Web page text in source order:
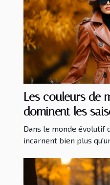
Les couleurs de
dominent les
Dans le monde évolutif
incarnent bien plus